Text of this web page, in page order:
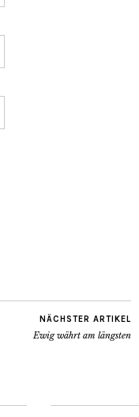
NÄCHSTER ARTIKEL
Ewig währt am längsten